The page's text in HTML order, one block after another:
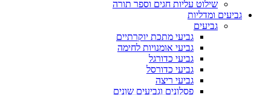
שילוט עליות חגים וספר תורה
גביעים ומדליות
גביעים
גביעי מתכת יוקרתיים
גביעי אומנויות לחימה
גביעי כדורגל
גביעי כדורסל
גביעי ריצה
פסלונים וגביעים שונים